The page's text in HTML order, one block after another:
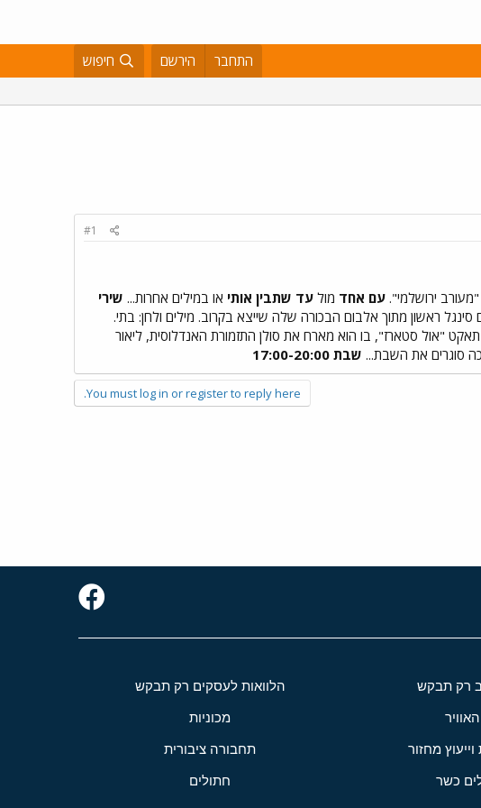
התחבר הירשם חיפוש
#1
ירושלמי". עם אחד מול עד שתבין אותי או במילים אחרות... שירי
"אול סטארז", בו הוא מארח את סולן התזמורת האנדלוסית, ליאור
סוגרים את השבת... שבת 17:00-20:00
You must log in or register to reply here.
רק תבקש הלוואות לעסקים רק תבקש
מכוניות
מחזור תחבורה ציבורית
כשר חתולים